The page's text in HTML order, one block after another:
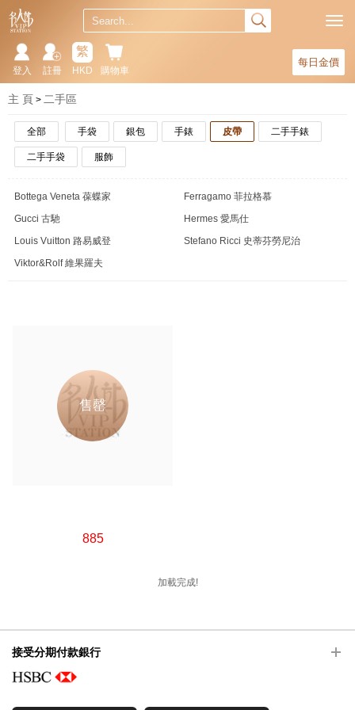
每日金價
購物車
繁
HKD
註冊
登入
主 頁 二手區
全部 手袋 銀包 手錶 皮帶 二手手錶
二手手袋 服飾
Bottega Veneta 葆蝶家
Ferragamo 菲拉格慕
Gucci 古馳
Hermes 愛馬仕
Louis Vuitton 路易威登
Stefano Ricci 史蒂芬勞尼治
Viktor&Rolf 維果羅夫
售罄
885
加載完成!
接受分期付款銀行